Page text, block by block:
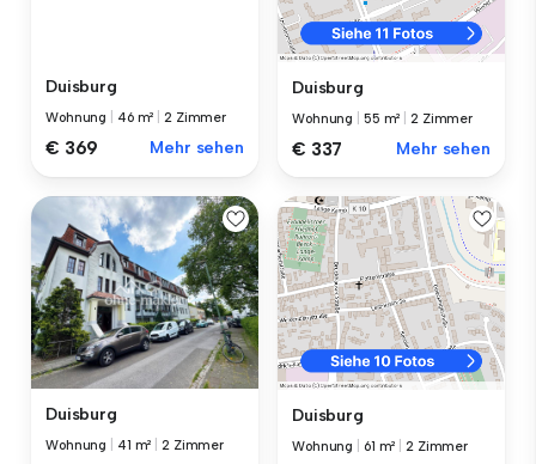
Duisburg
Wohnung 46 m² |2 Zimmer
€ 369 Mehr sehen
Duisburg
Wohnung 55 m² |2 Zimmer
€ 337 Mehr sehen
Duisburg
Wohnung 41 m² |2 Zimmer
Duisburg
Wohnung 61 m² |2 Zimmer